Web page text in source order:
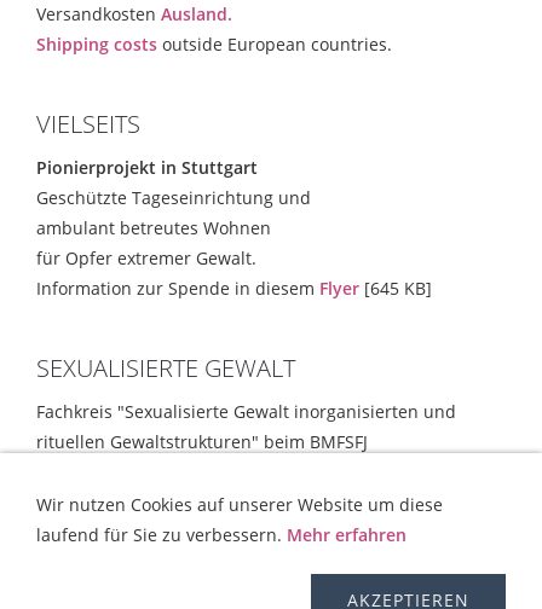
Versandkosten Ausland.
Shipping costs outside European countries.
VIELSEITS
Pionierprojekt in Stuttgart
Geschützte Tageseinrichtung und
ambulant betreutes Wohnen
für Opfer extremer Gewalt.
Information zur Spende in diesem Flyer [645 KB]
SEXUALISIERTE GEWALT
Fachkreis "Sexualisierte Gewalt inorganisierten und
rituellen Gewaltstrukturen" beim BMFSFJ
DISCLAIMER
Wir nutzen Cookies auf unserer Website um diese
laufend für Sie zu verbessern. Mehr erfahren
AKZEPTIEREN